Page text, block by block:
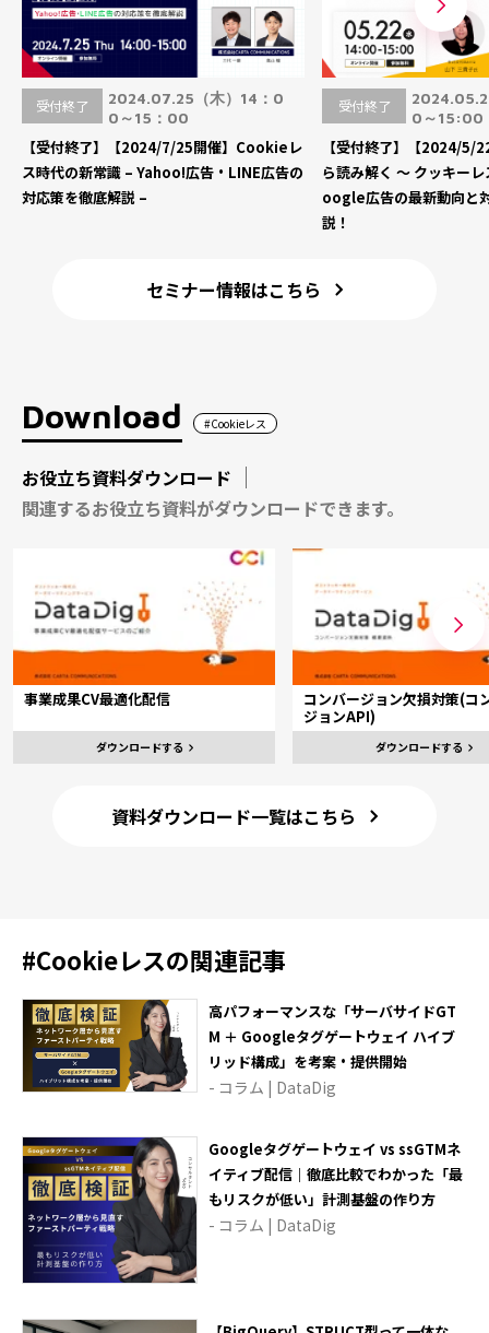
受付終了
2024.07.25（木）14：0
0～15：00
【受付終了】【2024/7/25開催】Cookieレ
ス時代の新常識 – Yahoo!広告・LINE広告の
対応策を徹底解説 –
受付終了
0～15:00
【受付終了】【2024/5/
ら読み解く ～ クッキー
oogle広告の最新動向と
説！
セミナー情報はこちら
Download #Cookieレス
お役立ち資料ダウンロード
関連するお役立ち資料がダウンロードできます。
事業成果CV最適化配信
ダウンロードする
コンバージョン欠損対策(コ
ジョンAPI)
ダウンロードする
資料ダウンロード一覧はこちら
#Cookieレスの関連記事
高パフォーマンスな「サーバサイドGT
M ＋ Googleタグゲートウェイ ハイブ
リッド構成」を考案・提供開始
- コラム | DataDig
Googleタグゲートウェイ vs ssGTMネ
イティブ配信｜徹底比較でわかった「最
もリスクが低い」計測基盤の作り方
- コラム | DataDig